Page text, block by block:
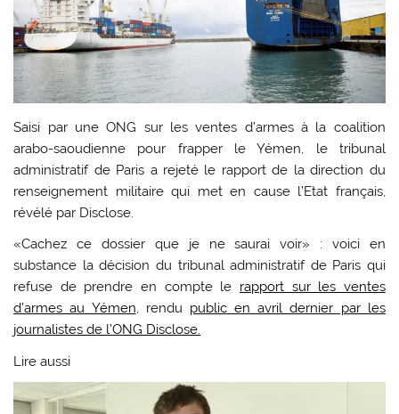
Saisi par une ONG sur les ventes d’armes à la coalition
arabo-saoudienne pour frapper le Yémen, le tribunal
administratif de Paris a rejeté le rapport de la direction du
renseignement militaire qui met en cause l’Etat français,
révélé par Disclose.
«Cachez ce dossier que je ne saurai voir» : voici en
substance la décision du tribunal administratif de Paris qui
refuse de prendre en compte le rapport sur les ventes
d’armes au Yémen, rendu public en avril dernier par les
journalistes de l’ONG Disclose.
Lire aussi